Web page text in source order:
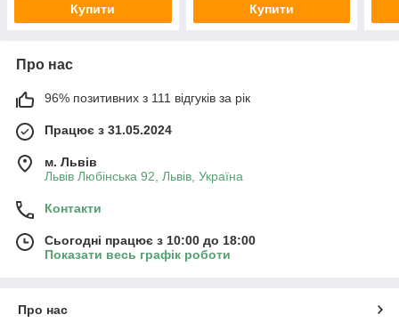
Купити Купити
Про нас
96% позитивних з 111 відгуків за рік
Працює з 31.05.2024
м. Львів
Львів Любінська 92, Львів, Україна
Контакти
Сьогодні працює з 10:00 до 18:00
Показати весь графік роботи
Про нас